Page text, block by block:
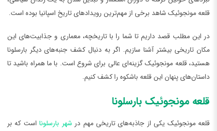
قلعه مونجوئیک شاهد برخی از مهم‌ترین رویدادهای تاریخ اسپانیا بوده است.
در این مطلب قصد داریم تا شما را با تاریخچه، معماری و جذابیت‌های این
مکان تاریخی بیشتر آشنا سازیم. اگر به دنبال کشف جنبه‌های دیگر بارسلونا
هستید، قلعه مونجوئیک گزینه‌ای عالی برای شروع است. با ما همراه باشید تا
داستان‌های پنهان این قلعه باشکوه را کشف کنیم.
قلعه مونجوئیک بارسلونا
قلعه مونجوئیک یکی از جاذبه‌های تاریخی مهم در شهر بارسلونااست که بر